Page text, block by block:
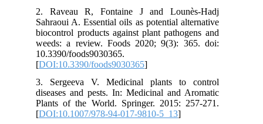
2. Raveau R, Fontaine J and Lounès-Hadj
Sahraoui A. Essential oils as potential alternative
biocontrol products against plant pathogens and
weeds: a review. Foods 2020; 9(3): 365. doi:
10.3390/foods9030365.
[DOI:10.3390/foods9030365
3. Sergeeva V. Medicinal plants to control
diseases and pests. In: Medicinal and Aromatic
Plants of the World. Springer. 2015: 257-271.
[DOI:10.1007/978-94-017-9810-5_13